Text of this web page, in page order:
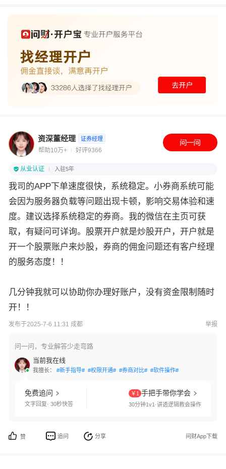
资深董经理 证券经理
帮助10万+ 好评9366
从业认证 入驻5年
我司的APP下单速度很快，系统稳定。小券商系统可能
会因为服务器负载等问题出现卡顿，影响交易体验和速
度。建议选择系统稳定的券商。我的微信在主页可获
取，有疑问可详询。股票开户就是炒股开户，开户就是
开一个股票账户来炒股，券商的佣金问题还有客户经理
的服务态度！！
几分钟我就可以协助你办理好账户，没有资金限制随时
开！！
发布于2025-7-6 11:31 成都 举报
问一问，专业解答少走弯路
当前我在线
我擅长： #新手指导# #权限开通# #券商对比# #软件操作#
免费追问
文字回复· 30秒快答
￥1 手把手带你学会
30分钟1v1·讲透逻辑教会操作
赞 追问 分享 问财App下载